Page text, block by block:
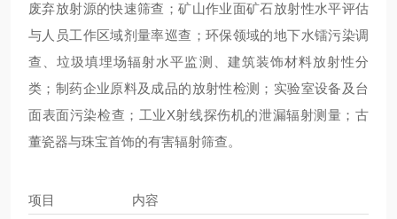
废弃放射源的快速筛查；矿山作业面矿石放射性水平评估
与人员工作区域剂量率巡查；环保领域的地下水镭污染调
查、垃圾填埋场辐射水平监测、建筑装饰材料放射性分
类；制药企业原料及成品的放射性检测；实验室设备及台
面表面污染检查；工业X射线探伤机的泄漏辐射测量；古
董瓷器与珠宝首饰的有害辐射筛查。
项目
内容